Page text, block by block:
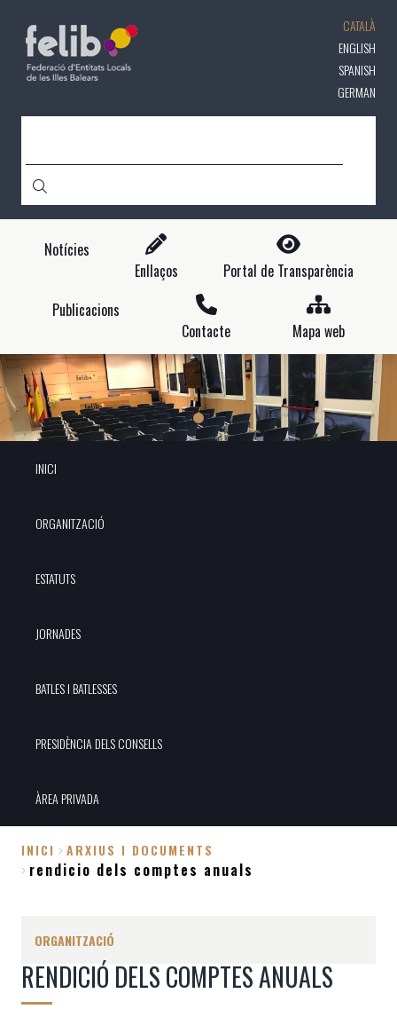
contingut
CATALÀ
ENGLISH
SPANISH
GERMAN
Notícies
Enllaços
Portal de Transparència
Publicacions
Contacte
Mapa web
INICI
ORGANITZACIÓ
ESTATUTS
JORNADES
BATLES I BATLESSES
PRESIDÈNCIA DELS CONSELLS
ÀREA PRIVADA
Fil
INICI ARXIUS I DOCUMENTS
rendicio dels comptes anuals
ORGANITZACIÓ
RENDICIÓ DELS COMPTES ANUALS